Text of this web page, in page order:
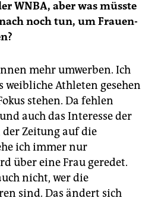
WNBA, aber was müsste
noch tun, um Frauen-
mehr umwerben. Ich
weibliche Athleten gesehen
stehen. Da fehlen
auch das Interesse der
Zeitung auf die
ich immer nur
über eine Frau geredet.
nicht, wer die
sind. Das ändert sich